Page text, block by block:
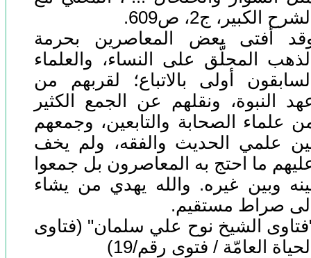
الكبير، ج2، ص609.
أفتى بعض المعاصرين بحرمة
المحلَّق على النساء، والعلماء
أولى بالاتباع؛ لقربهم من
النبوة، ونقلهم عن الجمع الكثير
علماء الصحابة والتابعين، وجمعهم
علمي الحديث والفقه، ولم يخف
ما احتج به المعاصرون بل جمعوا
وبين غيره. والله يهدي من يشاء
صراط مستقيم.
الشيخ نوح علي سلمان" (فتاوى
العامّة / فتوى رقم/19)